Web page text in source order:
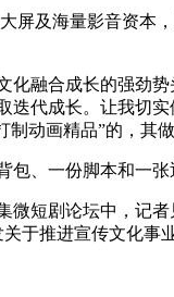
及海量影音资本，
合成长的强劲势
迭代成长。让我切
制动画精品”的，其
、一份脚本和一张
剧论坛中，记者
于推进宣传文化事